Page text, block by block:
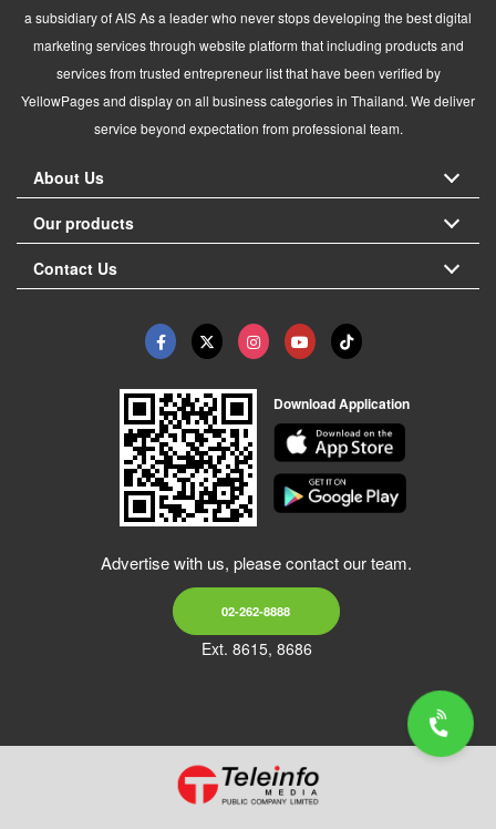
a subsidiary of AIS As a leader who never stops developing the best digital
marketing services through website platform that including products and
services from trusted entrepreneur list that have been verified by
YellowPages and display on all business categories in Thailand. We deliver
service beyond expectation from professional team.
About Us
Our products
Contact Us
Download Application
Advertise with us, please contact our team.
02-262-8888
Ext. 8615, 8686